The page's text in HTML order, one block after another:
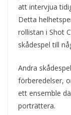
att intervjua
Detta
rollistan i Shot
skådespel till
Andra
förberedelser,
ett ensemble
porträttera.